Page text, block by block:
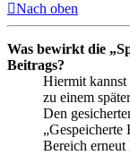
Nach oben
Was bewirkt die
Beitrags?
Hiermit kannst
zu einem
Den
Bereich erneut